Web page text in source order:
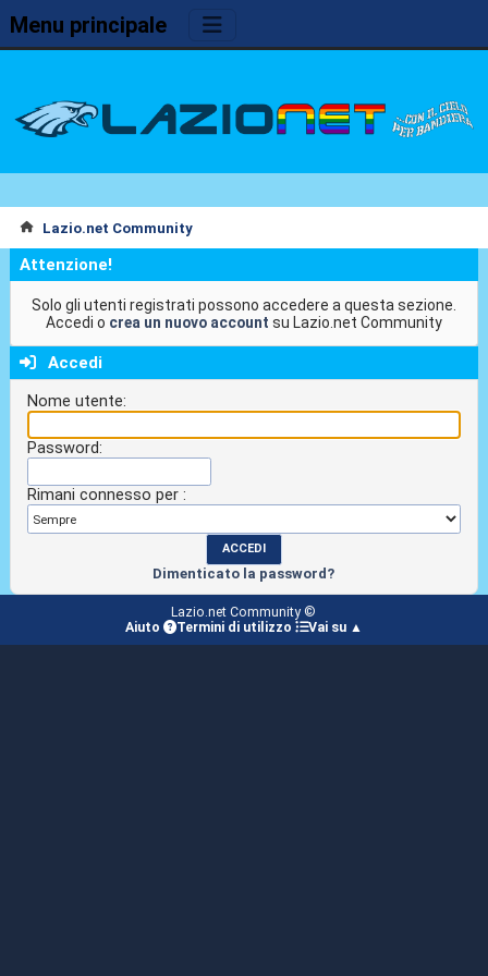
Menu principale
Lazio.net Community
Attenzione!
Solo gli utenti registrati possono accedere a questa sezione.
Accedi o crea un nuovo account su Lazio.net Community
Accedi
Nome utente:
Password:
Rimani connesso per :
Dimenticato la password?
Lazio.net Community ©
Aiuto
Termini di utilizzo Vai su ▲